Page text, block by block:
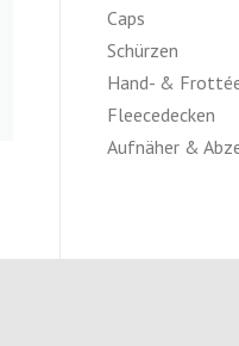
Caps
Schürzen
Hand- &
Fleecedecken
Aufnäher &